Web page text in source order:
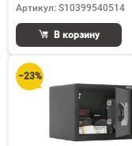
Артикул: S10399540514
В корзину
−23%